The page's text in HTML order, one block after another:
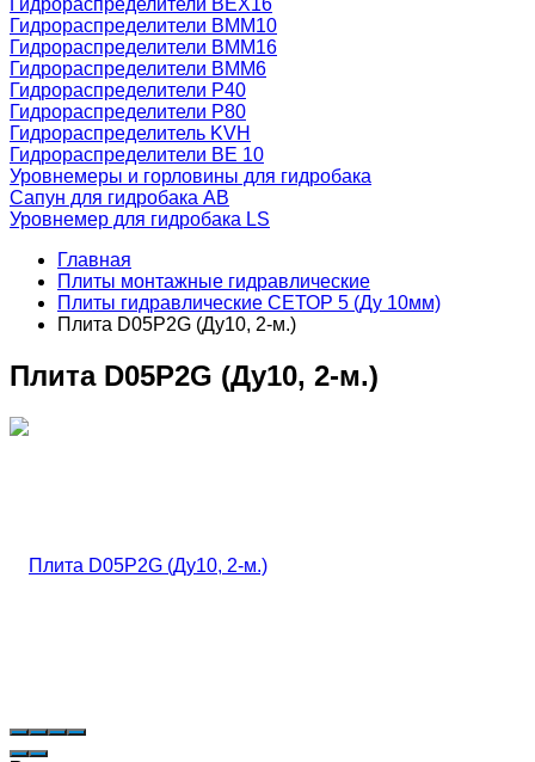
Гидрораспределители ВЕХ16
Гидрораспределители ВММ10
Гидрораспределители ВММ16
Гидрораспределители ВММ6
Гидрораспределители Р40
Гидрораспределители Р80
Гидрораспределитель KVH
Гидрораспределители ВЕ 10
Уровнемеры и горловины для гидробака
Сапун для гидробака АВ
Уровнемер для гидробака LS
Главная
Плиты монтажные гидравлические
Плиты гидравлические СЕТОР 5 (Ду 10мм)
Плита D05P2G (Ду10, 2-м.)
Плита D05P2G (Ду10, 2-м.)